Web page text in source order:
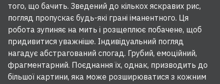
того, що бачить. Зведений до кількох яскравих рис,
погляд пропускає будь-які грані іманентного. Ця
робота зупиняє на мить і розщеплює побачене, щоб
придивитися уважніше. Індивідуальний погляд
нагадує абстрагований спогад. Грубий, емоційний,
фрагментарний. Поєднання їх, однак, призводить до
більшої картини, яка може розширюватися з кожним